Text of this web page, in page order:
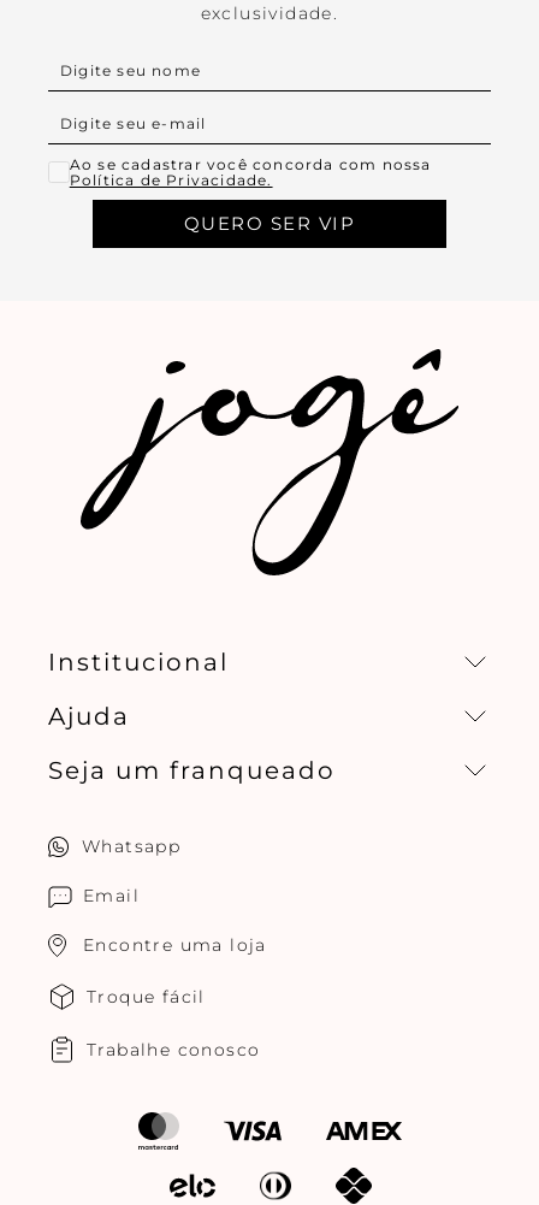
exclusividade.
Ao se cadastrar você concorda com nossa
Política de Privacidade.
QUERO SER VIP
Institucional
Missão, visão e valores
Ajuda
Central de relacionamento
Seja um franqueado
Whatsapp
Email
Encontre uma loja
Troque fácil
Trabalhe conosco